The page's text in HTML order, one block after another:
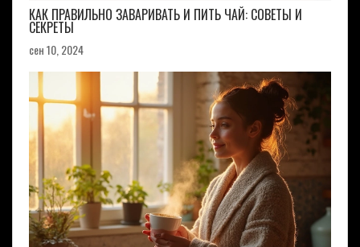
КАК ПРАВИЛЬНО ЗАВАРИВАТЬ И ПИТЬ ЧАЙ: СОВЕТЫ И
СЕКРЕТЫ
сен 10, 2024